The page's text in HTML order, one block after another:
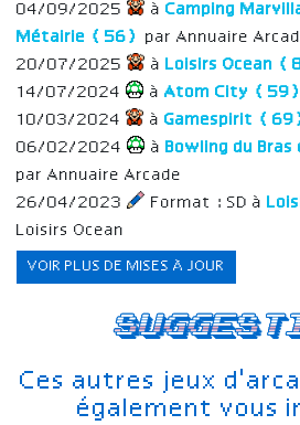
Ces autres jeux
également vous
04/09/2025
à Camping
Métairie (56)
par Annuaire
20/07/2025
à Loisirs Ocean
14/07/2024
à Atom City (59)
10/03/2024
à Gamespirit
06/02/2024
à Bowling du
par Annuaire Arcade
26/04/2023
Format : SD à
Loisirs Ocean
VOIR PLUS DE MISES À JOUR